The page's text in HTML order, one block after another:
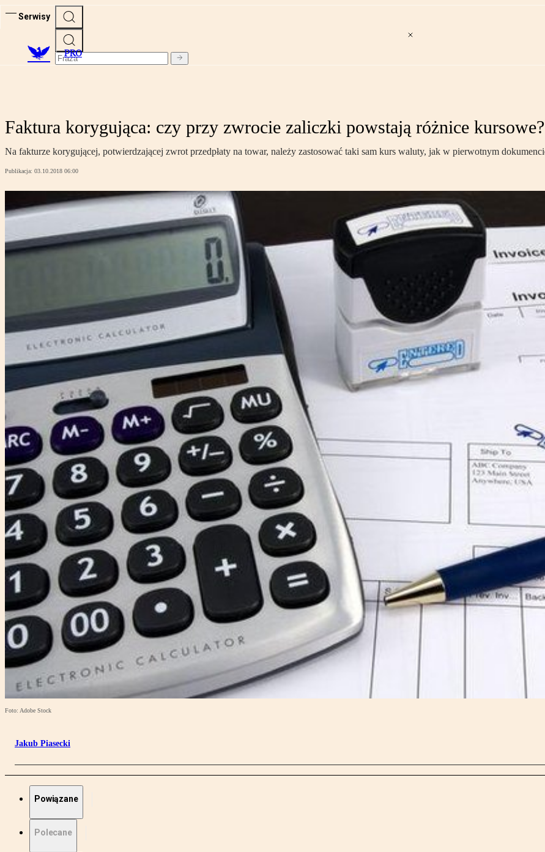
Serwisy
PRO
Faktura korygująca: czy przy zwrocie zaliczki powstają różnice kursowe?
Na fakturze korygującej, potwierdzającej zwrot przedpłaty na towar, należy zastosować taki sam kurs waluty, jak w pierwotnym
Publikacja: 03.10.2018 06:00
Foto: Adobe Stock
Jakub Piasecki
Powiązane
Polecane